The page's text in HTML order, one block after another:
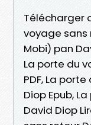
Télécharger
voyage sans
Mobi) pan
La porte du
PDF, La
Diop Epub,
David Diop